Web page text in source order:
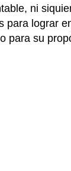
ni
para lograr
para su